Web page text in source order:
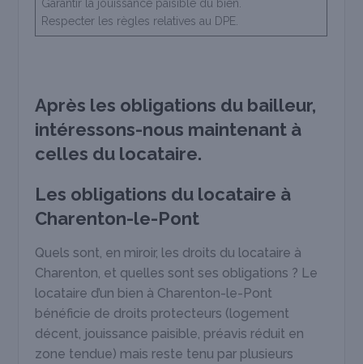
Garantir la jouissance paisible du bien.
Respecter les règles relatives au DPE.
Après les obligations du bailleur,
intéressons-nous maintenant à
celles du locataire.
Les obligations du locataire à
Charenton-le-Pont
Quels sont, en miroir, les droits du locataire à
Charenton, et quelles sont ses obligations ? Le
locataire d’un bien à Charenton-le-Pont
bénéficie de droits protecteurs (logement
décent, jouissance paisible, préavis réduit en
zone tendue) mais reste tenu par plusieurs